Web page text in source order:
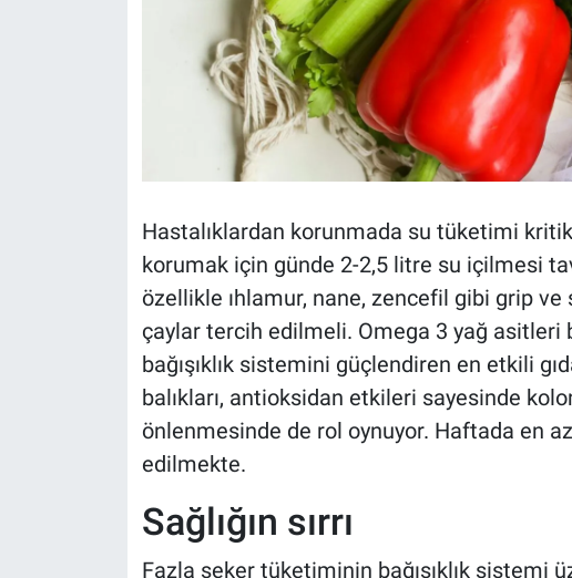
Hastalıklardan korunmada su tüketimi
korumak için günde 2-2,5 litre su içilmesi
özellikle ıhlamur, nane, zencefil gibi grip ve
çaylar tercih edilmeli. Omega 3 yağ asitleri
bağışıklık sistemini güçlendiren en etkili
balıkları, antioksidan etkileri sayesinde
önlenmesinde de rol oynuyor. Haftada en
edilmekte.
Sağlığın sırrı
Fazla şeker tüketiminin bağışıklık sistemi